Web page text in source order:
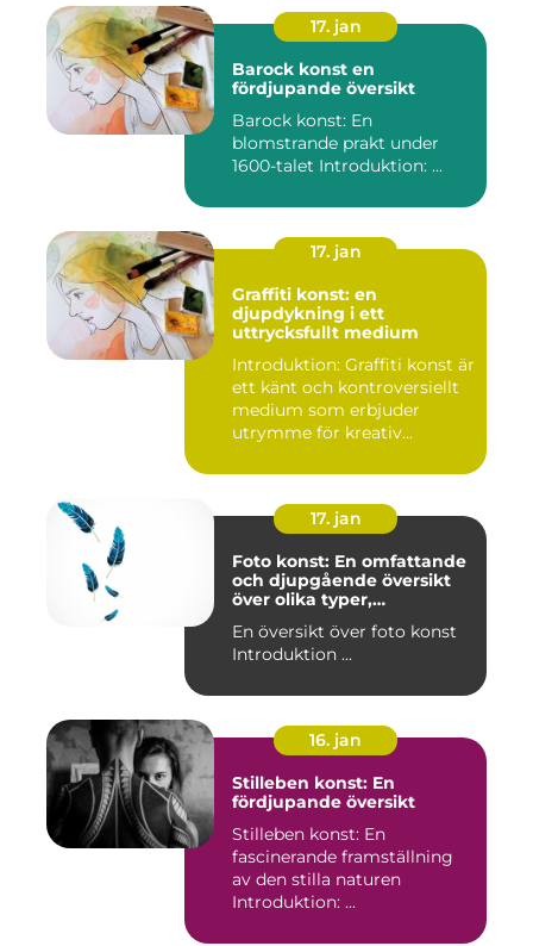
17. jan
Barock konst en
fördjupande översikt
Barock konst: En
blomstrande prakt under
1600-talet Introduktion: ...
17. jan
Graffiti konst: en
djupdykning i ett
uttrycksfullt medium
Introduktion: Graffiti konst är
ett känt och kontroversiellt
medium som erbjuder
utrymme för kreativ...
17. jan
Foto konst: En omfattande
och djupgående översikt
över olika typer,
aspekter
En översikt över foto konst
Introduktion ...
16. jan
Stilleben konst: En
fördjupande översikt
Stilleben konst: En
fascinerande framställning
av den stilla naturen
Introduktion: ...